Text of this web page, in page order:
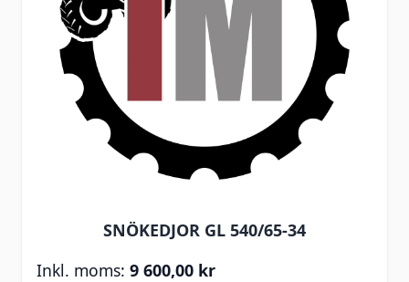
SNÖKEDJOR GL 540/65-34
9 600,00 kr